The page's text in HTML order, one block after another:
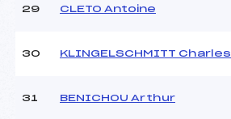
29 CLETO Antoine
30 KLINGELSCHMITT Charles
31 BENICHOU Arthur